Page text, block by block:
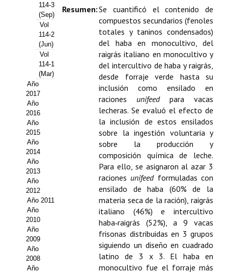
Directrices para autores/as
Políticas Editoriales
Propuesta Volumen Especial
Sello Calidad FECYT
Premio Prensa Agraria
Buscador de Artículos
JORNADAS AIDA
Presentación Jornadas
Comunicaciones
Jornadas PAM 2026
Premio Jóvenes Investigadores
Buscador de Comunicaciones
Buscador de Comunicaciones
114-3
(Sep)
Vol
114-2
(Jun)
Vol
114-1
(Mar)
Año
2017
Año
2016
Año
2015
Año
2014
Año
2013
Año
2012
Año 2011
Año
2010
Año
2009
Año
2008
Año
Resumen:Se cuantificó el contenido de
compuestos secundarios (fenoles
totales y taninos condensados)
del haba en monocultivo, del
raigrás italiano en monocultivo y
del intercultivo de haba y raigrás,
desde forraje verde hasta su
inclusión como ensilado en
raciones unifeedpara vacas
lecheras. Se evaluó el efecto de
la inclusión de estos ensilados
sobre la ingestión voluntaria y
sobre la producción y
composición química de leche.
Para ello, se asignaron al azar 3
raciones unifeedformuladas con
ensilado de haba (60% de la
materia seca de la ración), raigrás
italiano (46%) e intercultivo
haba‑raigrás (52%), a 9 vacas
frisonas distribuidas en 3 grupos
siguiendo un diseño en cuadrado
latino de 3 x 3. El haba en
monocultivo fue el forraje más